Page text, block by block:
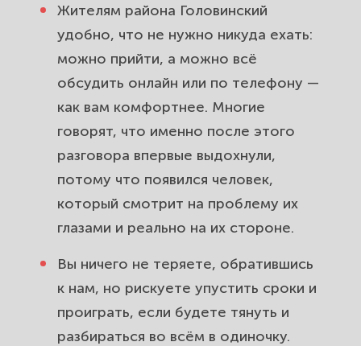
Жителям района Головинский
удобно, что не нужно никуда ехать:
можно прийти, а можно всё
обсудить онлайн или по телефону —
как вам комфортнее. Многие
говорят, что именно после этого
разговора впервые выдохнули,
потому что появился человек,
который смотрит на проблему их
глазами и реально на их стороне.
Вы ничего не теряете, обратившись
к нам, но рискуете упустить сроки и
проиграть, если будете тянуть и
разбираться во всём в одиночку.